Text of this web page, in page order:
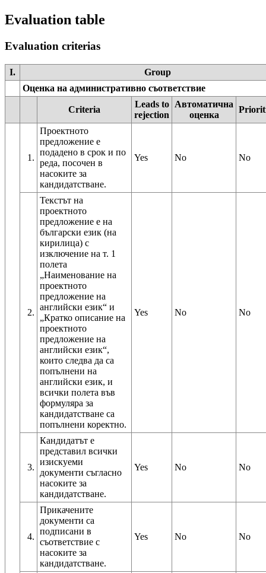
Evaluation table
Evaluation criterias
I.
Group
Оценка на административно съответствие
Criteria
Leads to
rejection
Автоматична
оценка
1.
Проектното
предложение е
подадено в срок и по
реда, посочен в
насоките за
кандидатстване.
Yes No No
2.
Текстът на
проектното
предложение е на
български език (на
кирилица) с
изключение на т. 1
полета
„Наименование на
проектното
предложение на
английски език“ и
„Кратко описание на
проектното
предложение на
английски език“,
които следва да са
попълнени на
английски език, и
всички полета във
формуляра за
кандидатстване са
попълнени коректно.
Yes No No
3.
Кандидатът е
представил всички
изискуеми
документи съгласно
насоките за
кандидатстване.
Yes No No
4.
Прикачените
документи са
подписани в
съответствие с
насоките за
кандидатстване.
Yes No No